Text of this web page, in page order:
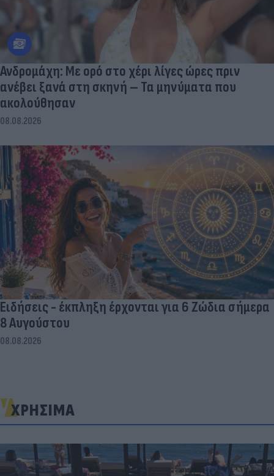
Ανδρομάχη: Με ορό στο χέρι λίγες ώρες πριν
ανέβει ξανά στη σκηνή – Τα μηνύματα που
ακολούθησαν
08.08.2026
Ειδήσεις - έκπληξη έρχονται για 6 Ζώδια σήμερα
8 Αυγούστου
08.08.2026
ΧΡΗΣΙΜΑ